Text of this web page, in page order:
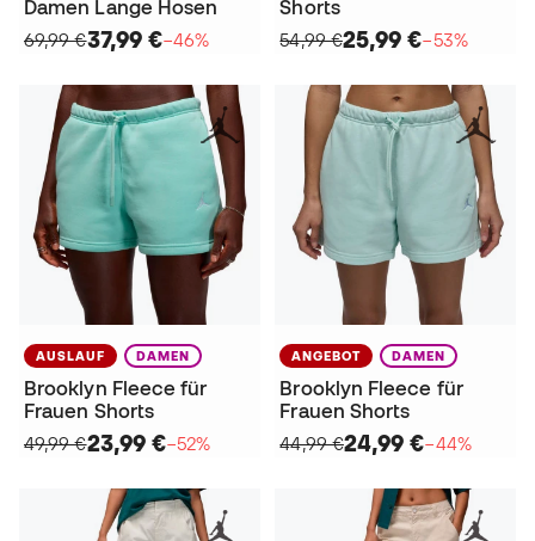
Damen Lange Hosen
69,99 €37,99 €−46%
Shorts
54,99 €25,99 €−53%
AUSLAUF DAMEN
Brooklyn Fleece für
Frauen Shorts
49,99 €23,99 €−52%
ANGEBOT DAMEN
Brooklyn Fleece für
Frauen Shorts
44,99 €24,99 €−44%